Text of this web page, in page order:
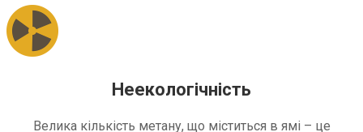
Неекологічність
Велика кількість метану, що міститься в ямі – це